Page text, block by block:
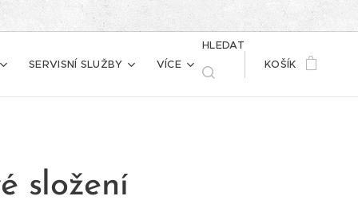
SERVISNÍ SLUŽBY VÍCE
HLEDAT
KOŠÍK
složení